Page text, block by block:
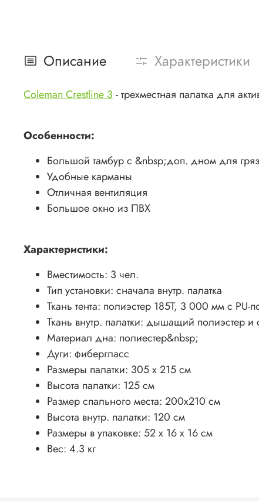
Описание Характеристики
Coleman Crestline 3- трехместная палатка для
Особенности:
Большой тамбур с &nbsp;доп. дном для
Удобные карманы
Отличная вентиляция
Большое окно из ПВХ
Характеристики:
Вместимость: 3 чел.
Тип установки: сначала внутр. палатка
Ткань тента: полиэстер 185T, 3 000 мм с PU-
Ткань внутр. палатки: дышащий полиэстер и
Материал дна: полиестер&nbsp;
Дуги: фибергласс
Размеры палатки: 305 х 215 см
Высота палатки: 125 см
Размер спального места: 200х210 см
Высота внутр. палатки: 120 см
Размеры в упаковке: 52 x 16 х 16 см
Вес: 4.3 кг